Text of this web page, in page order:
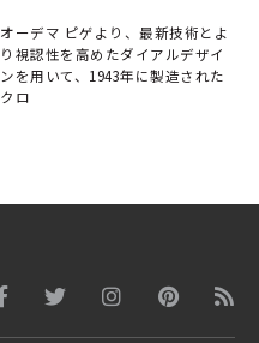
オーデマ ピゲより、最新技術とよ
り視認性を高めたダイアルデザイ
ンを用いて、1943年に製造された
クロ